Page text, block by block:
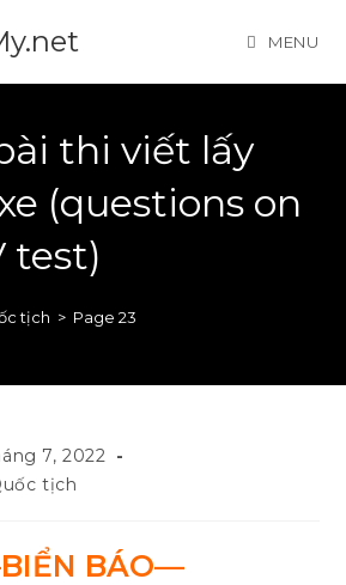
MENU
thi viết lấy
(questions on
test)
tịch > Page 23
7, 2022
tịch
BÁO—